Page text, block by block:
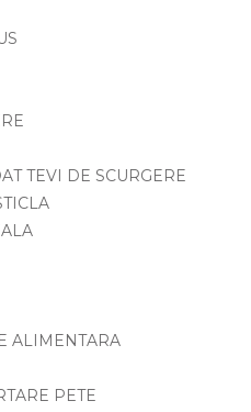
TEVI DE SCURGERE
ALIMENTARA
PETE